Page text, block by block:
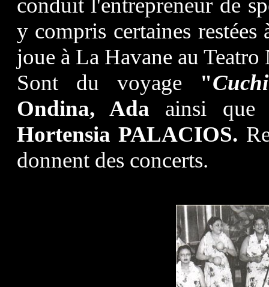
conduit l'entrepreneur de
y compris certaines
joue à La Havane au Teatro
Sont du voyage
"
Ondina, Ada
ainsi que
Hortensia PALACIOS.
donnent des concerts.